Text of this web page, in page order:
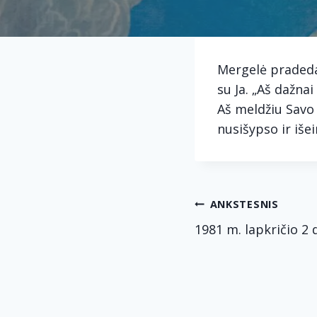
Mergelė
su Ja. „Aš
Aš meldžiu
nusišypso ir
ANKSTESNIS
1981 m. lapkričio 2